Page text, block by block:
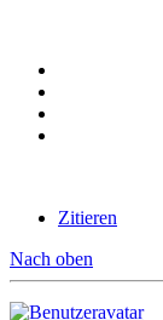
Zitieren
Nach oben